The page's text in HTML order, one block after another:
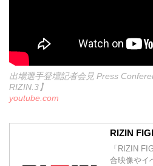
出場選手登壇記者会見 Press
RIZIN.3】
youtube.com
RIZIN
「RIZIN
合映像やイ